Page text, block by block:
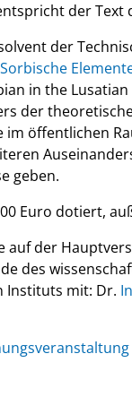
der
der
Sorbische
in the
der
im öffentlichen
geben.
Euro dotiert,
auf der
des
Instituts mit: Dr.